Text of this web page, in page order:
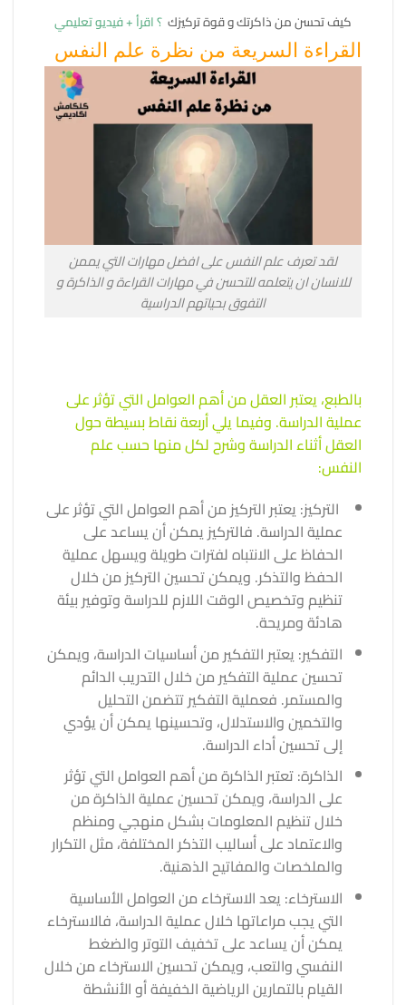
كيف تحسن من ذاكرتك و قوة تركيزك ؟ اقرأ + فيديو تعليمي
القراءة السريعة من نظرة علم النفس
لقد تعرف علم النفس على افضل مهارات التي يممن
للانسان ان يتعلمه للتحسن في مهارات القراءة و الذاكرة و
التفوق بحياتهم الدراسية
بالطبع، يعتبر العقل من أهم العوامل التي تؤثر على
عملية الدراسة. وفيما يلي أربعة نقاط بسيطة حول
العقل أثناء الدراسة وشرح لكل منها حسب علم
النفس:
التركيز: يعتبر التركيز من أهم العوامل التي تؤثر على
عملية الدراسة. فالتركيز يمكن أن يساعد على
الحفاظ على الانتباه لفترات طويلة ويسهل عملية
الحفظ والتذكر. ويمكن تحسين التركيز من خلال
تنظيم وتخصيص الوقت اللازم للدراسة وتوفير بيئة
هادئة ومريحة.
التفكير: يعتبر التفكير من أساسيات الدراسة، ويمكن
تحسين عملية التفكير من خلال التدريب الدائم
والمستمر. فعملية التفكير تتضمن التحليل
والتخمين والاستدلال، وتحسينها يمكن أن يؤدي
إلى تحسين أداء الدراسة.
الذاكرة: تعتبر الذاكرة من أهم العوامل التي تؤثر
على الدراسة، ويمكن تحسين عملية الذاكرة من
خلال تنظيم المعلومات بشكل منهجي ومنظم
والاعتماد على أساليب التذكر المختلفة، مثل التكرار
والملخصات والمفاتيح الذهنية.
الاسترخاء: يعد الاسترخاء من العوامل الأساسية
التي يجب مراعاتها خلال عملية الدراسة، فالاسترخاء
يمكن أن يساعد على تخفيف التوتر والضغط
النفسي والتعب، ويمكن تحسين الاسترخاء من خلال
القيام بالتمارين الرياضية الخفيفة أو الأنشطة